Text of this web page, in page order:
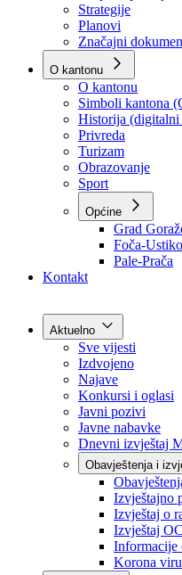
Poslovnik
Program
Ekspoze premijera
Strategije
Planovi
Značajni dokumenti
O kantonu
O kantonu
Simboli kantona
Historija (digitalni
Privreda
Turizam
Obrazovanje
Sport
Općine
Kontakt
Aktuelno
Sve vijesti
Izdvojeno
Najave
Konkursi i oglasi
Javni pozivi
Javne nabavke
Dnevni izvještaj
Obavještenja i
Izvještajno
Izvještaj o